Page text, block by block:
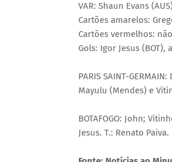
VAR: Shaun Evans
Cartões amarelos:
Cartões vermelhos:
Gols: Igor Jesus
PARIS SAINT-
Mayulu (Mendes) e
BOTAFOGO: John;
Jesus. T.: Renato Paiva.